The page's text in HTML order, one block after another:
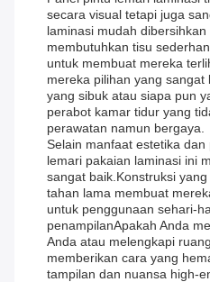
secara visual tetapi juga
laminasi mudah
membutuhkan tisu
untuk membuat mereka
mereka pilihan yang
yang sibuk atau siapa pun
perabot kamar tidur yang
perawatan namun bergaya.
Selain manfaat estetika
lemari pakaian laminasi ini
sangat baik.Konstruksi
tahan lama membuat
untuk penggunaan sehari-
penampilanApakah Anda
Anda atau melengkapi
memberikan cara yang
tampilan dan nuansa high-